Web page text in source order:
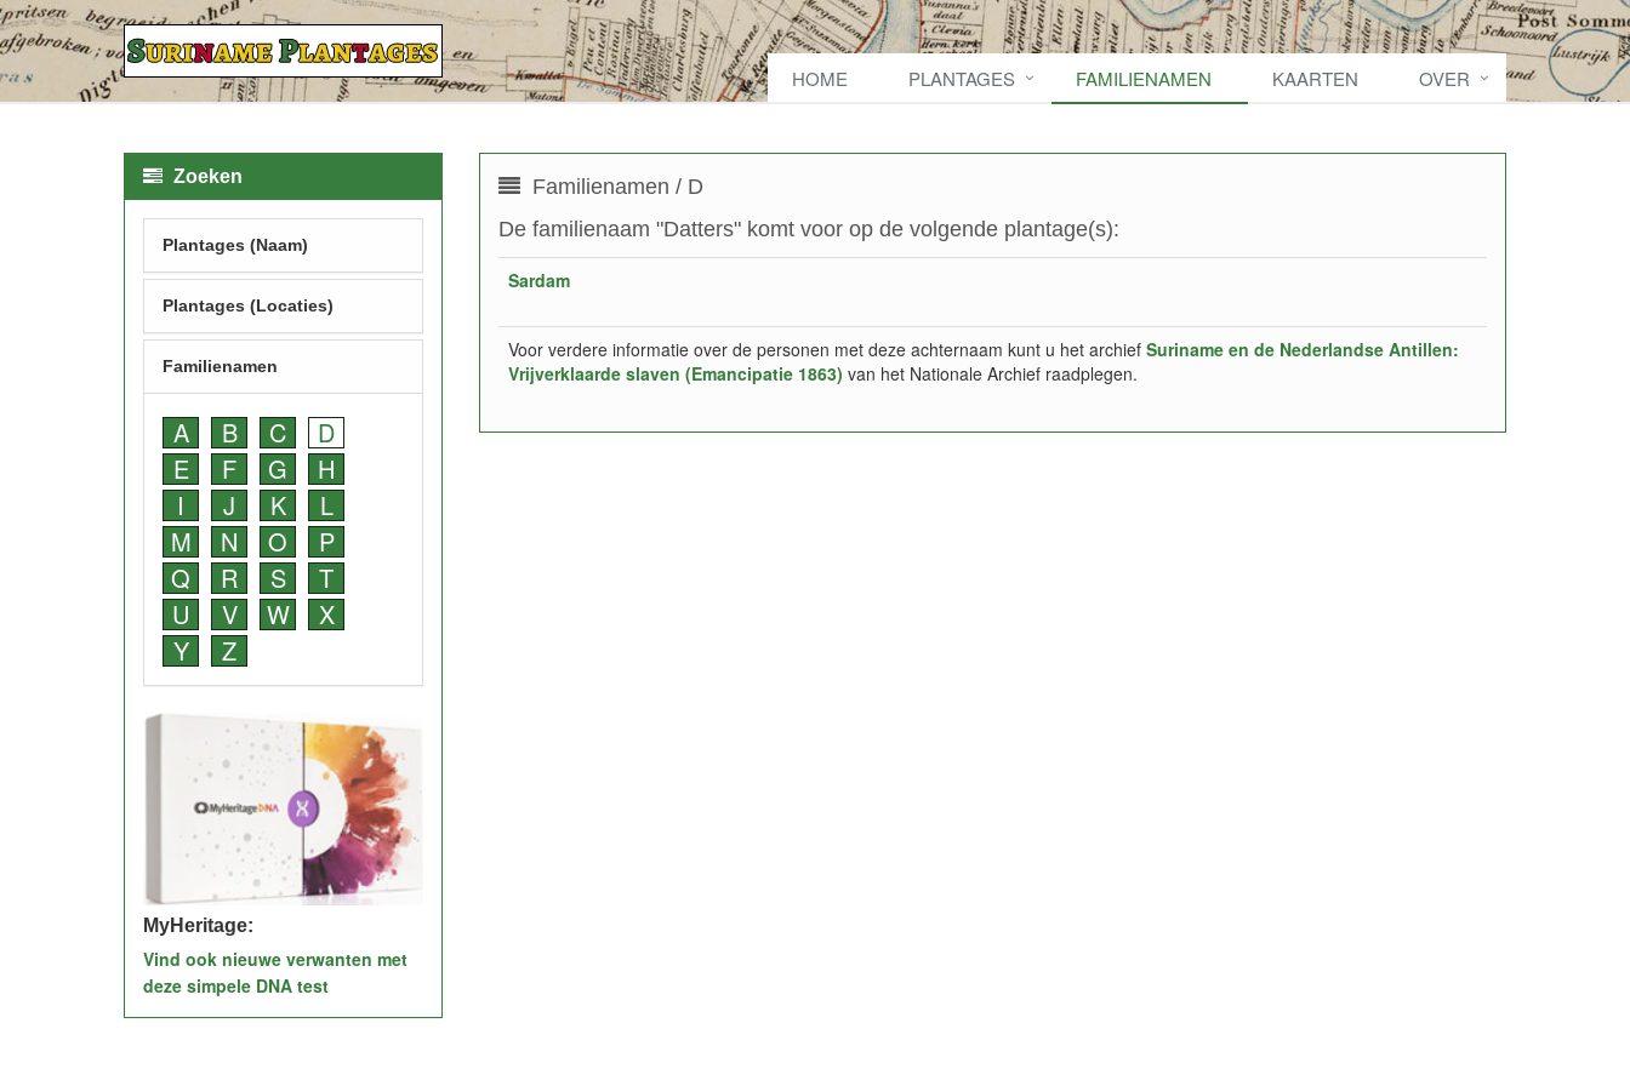
HOME PLANTAGES FAMILIENAMEN KAARTEN OVER
Familienamen / D
De familienaam "Datters" komt voor op de volgende plantage(s):
Sardam
Voor verdere informatie over de personen met deze achternaam kunt u het archief Suriname en de Nederlandse Antillen:
Vrijverklaarde slaven (Emancipatie 1863) van het Nationale Archief raadplegen.
Zoeken
Plantages (Naam)
Plantages (Locaties)
Familienamen
A B C
D
E
F G
H
I
J K
L
M
N O
P
Q
R S
T
U
V W
X
Y
Z
MyHeritage:
Vind ook nieuwe verwanten met
deze simpele DNA test